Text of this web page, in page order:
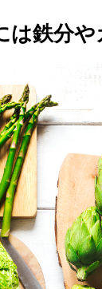
は鉄分